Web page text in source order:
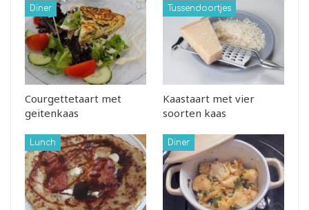
Diner
Courgettetaart met
geitenkaas
Tussendoortjes
Kaastaart met vier
soorten kaas
Lunch Diner